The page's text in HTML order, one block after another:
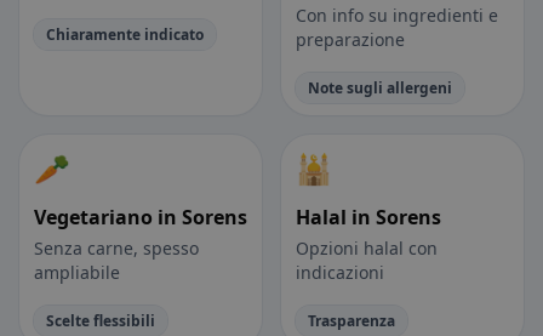
Chiaramente indicato
Con info su ingredienti e
preparazione
Note sugli allergeni
🥕
Vegetariano in Sorens
Senza carne, spesso
ampliabile
Scelte flessibili
🕌
Halal in Sorens
Opzioni halal con
indicazioni
Trasparenza